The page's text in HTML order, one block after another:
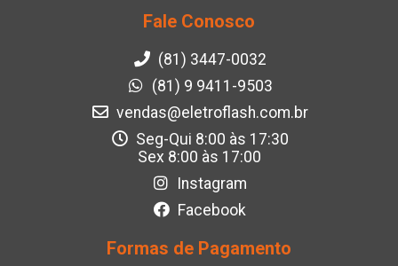
Fale Conosco
(81) 3447-0032
(81) 9 9411-9503
vendas@eletroflash.com.br
Seg-Qui 8:00 às 17:30
Sex 8:00 às 17:00
Instagram
Facebook
Formas de Pagamento